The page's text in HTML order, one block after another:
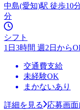
中島(愛知)駅 徒歩10
分
シフト
1日3時間 週2日から
交通費支給
未経験OK
まかないあり
詳細を見る
応募画